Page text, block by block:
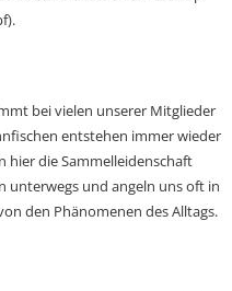
bei vielen unserer Mitglieder
entstehen immer wieder
hier die Sammelleidenschaft
unterwegs und angeln uns oft in
den Phänomenen des Alltags.